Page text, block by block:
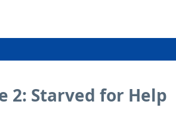
2: Starved for Help